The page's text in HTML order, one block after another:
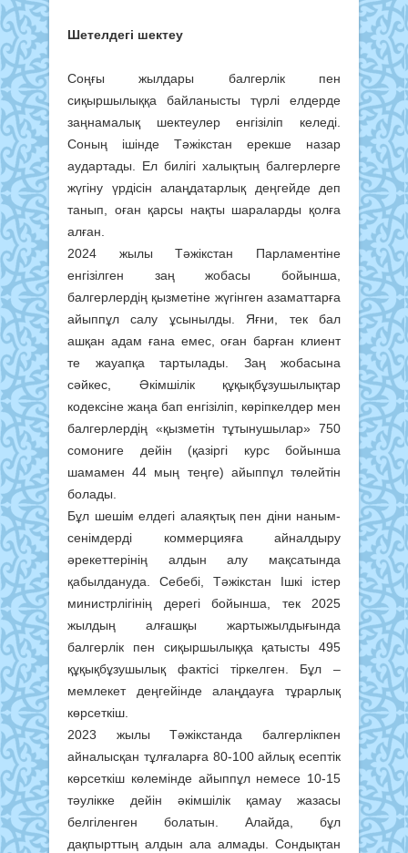
Шетелдегі шектеу
Соңғы жылдары балгерлік пен
сиқыршылыққа байланысты түрлі елдерде
заңнамалық шектеулер енгізіліп келеді.
Соның ішінде Тәжікстан ерекше назар
аудартады. Ел билігі халықтың балгерлерге
жүгіну үрдісін алаңдатарлық деңгейде деп
танып, оған қарсы нақты шараларды қолға
алған.
2024 жылы Тәжікстан Парламентіне
енгізілген заң жобасы бойынша,
балгерлердің қызметіне жүгінген азаматтарға
айыппұл салу ұсынылды. Яғни, тек бал
ашқан адам ғана емес, оған барған клиент
те жауапқа тартылады. Заң жобасына
сәйкес, Әкімшілік құқықбұзушылықтар
кодексіне жаңа бап енгізіліп, көріпкелдер мен
балгерлердің «қызметін тұтынушылар» 750
сомониге дейін (қазіргі курс бойынша
шамамен 44 мың теңге) айыппұл төлейтін
болады.
Бұл шешім елдегі алаяқтық пен діни наным-
сенімдерді коммерцияға айналдыру
әрекеттерінің алдын алу мақсатында
қабылдануда. Себебі, Тәжікстан Ішкі істер
министрлігінің дерегі бойынша, тек 2025
жылдың алғашқы жартыжылдығында
балгерлік пен сиқыршылыққа қатысты 495
құқықбұзушылық фактісі тіркелген. Бұл –
мемлекет деңгейінде алаңдауға тұрарлық
көрсеткіш.
2023 жылы Тәжікстанда балгерлікпен
айналысқан тұлғаларға 80-100 айлық есептік
көрсеткіш көлемінде айыппұл немесе 10-15
тәулікке дейін әкімшілік қамау жазасы
белгіленген болатын. Алайда, бұл
дақпырттың алдын ала алмады. Сондықтан